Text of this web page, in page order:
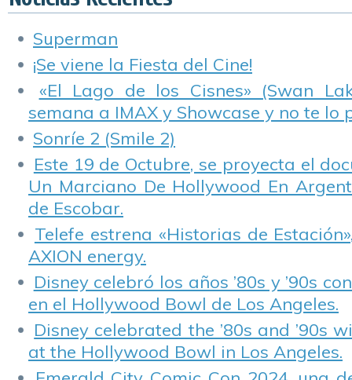
Superman
¡Se viene la Fiesta del Cine!
«El Lago de los Cisnes» (Swan
semana a IMAX y Showcase y no te lo
Sonríe 2 (Smile 2)
Este 19 de Octubre, se proyecta el
Un Marciano De Hollywood En
de Escobar.
Telefe estrena «Historias de
AXION energy.
Disney celebró los años ’80s y ’90s
en el Hollywood Bowl de Los Angeles.
Disney celebrated the ’80s and ’90s
at the Hollywood Bowl in Los Angeles.